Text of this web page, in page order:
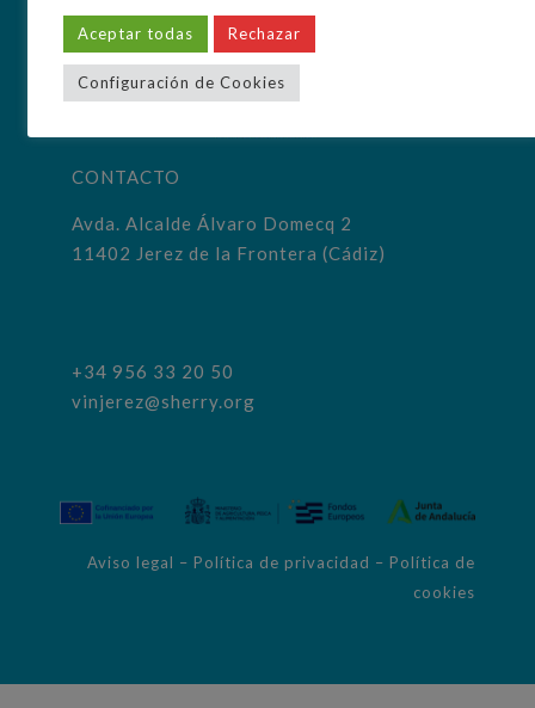
CONTACTO
Avda. Alcalde Álvaro Domecq 2
11402 Jerez de la Frontera (Cádiz)
+34 956 33 20 50
vinjerez@sherry.org
Aviso legal – Política de privacidad – Política de
cookies
Aceptar todas Rechazar
Configuración de Cookies